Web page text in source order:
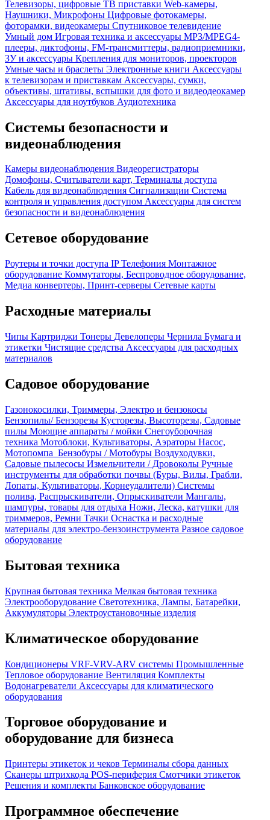
Телевизоры, цифровые ТВ приставки Web-камеры,
Наушники, Микрофоны Цифровые фотокамеры,
фоторамки, видеокамеры Спутниковое телевидение
Умный дом Игровая техника и аксессуары MP3/MPEG4-
плееры, диктофоны, FM-трансмиттеры, радиоприемники,
ЗУ и аксессуары Крепления для мониторов, проекторов
Умные часы и браслеты Электронные книги Аксессуары
к телевизорам и приставкам Аксессуары, сумки,
объективы, штативы, вспышки для фото и видеодеокамер
Аксессуары для ноутбуков Аудиотехника
Системы безопасности и
видеонаблюдения
Камеры видеонаблюдения Видеорегистраторы
Домофоны, Считыватели карт, Терминалы доступа
Кабель для видеонаблюдения Сигнализации Система
контроля и управления доступом Аксессуары для систем
безопасности и видеонаблюдения
Сетевое оборудование
Роутеры и точки доступа IP Телефония Монтажное
оборудование Коммутаторы, Беспроводное оборудование,
Медиа конвертеры, Принт-серверы Сетевые карты
Расходные материалы
Чипы Картриджи Тонеры Девелоперы Чернила Бумага и
этикетки Чистящие средства Аксессуары для расходных
материалов
Садовое оборудование
Газонокосилки, Триммеры, Электро и бензокосы
Бензопилы/ Бензорезы Кусторезы, Высоторезы, Садовые
пилы Моющие аппараты / мойки Снегоуборочная
техника Мотоблоки, Культиваторы, Аэраторы Насос,
Мотопомпа Бензобуры / Мотобуры Воздуходувки,
Садовые пылесосы Измельчители / Дровоколы Ручные
инструменты для обработки почвы (Буры, Вилы, Грабли,
Лопаты, Культиваторы, Корнеудалители) Системы
полива, Распрыскиватели, Опрыскиватели Мангалы,
шампуры, товары для отдыха Ножи, Леска, катушки для
триммеров, Ремни Тачки Оснастка и расходные
материалы для электро-бензоинструмента Разное садовое
оборудование
Бытовая техника
Крупная бытовая техника Мелкая бытовая техника
Электрооборудование Светотехника, Лампы, Батарейки,
Аккумуляторы Электроустановочные изделия
Климатическое оборудование
Кондиционеры VRF-VRV-ARV системы Промышленные
Тепловое оборудование Вентиляция Комплекты
Водонагреватели Аксессуары для климатического
оборудования
Торговое оборудование и
оборудование для бизнеса
Принтеры этикеток и чеков Терминалы сбора данных
Сканеры штрихкода POS-периферия Смотчики этикеток
Решения и комплекты Банковское оборудование
Программное обеспечение